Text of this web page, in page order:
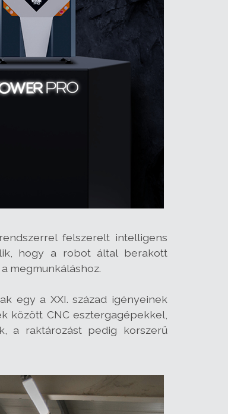
felszerelt intelligens
hogy a robot által berakott
megmunkáláshoz.
egy a XXI. század igényeinek
között CNC esztergagépekkel,
a raktározást pedig korszerű